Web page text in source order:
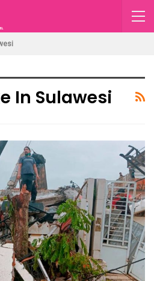
In Sulawesi